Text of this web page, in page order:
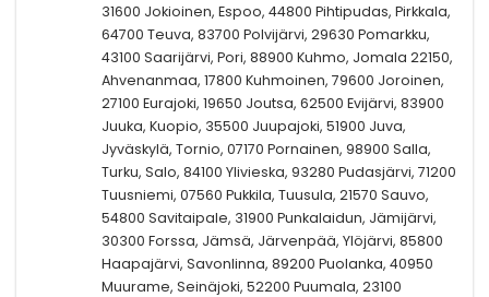
31600 Jokioinen, Espoo, 44800 Pihtipudas, Pirkkala,
64700 Teuva, 83700 Polvijärvi, 29630 Pomarkku,
43100 Saarijärvi, Pori, 88900 Kuhmo, Jomala 22150,
Ahvenanmaa, 17800 Kuhmoinen, 79600 Joroinen,
27100 Eurajoki, 19650 Joutsa, 62500 Evijärvi, 83900
Juuka, Kuopio, 35500 Juupajoki, 51900 Juva,
Jyväskylä, Tornio, 07170 Pornainen, 98900 Salla,
Turku, Salo, 84100 Ylivieska, 93280 Pudasjärvi, 71200
Tuusniemi, 07560 Pukkila, Tuusula, 21570 Sauvo,
54800 Savitaipale, 31900 Punkalaidun, Jämijärvi,
30300 Forssa, Jämsä, Järvenpää, Ylöjärvi, 85800
Haapajärvi, Savonlinna, 89200 Puolanka, 40950
Muurame, Seinäjoki, 52200 Puumala, 23100